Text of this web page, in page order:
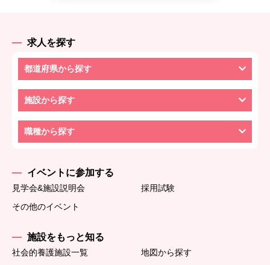
求人を探す
都道府県から探す
施設から探す
職種から探す
イベントに参加する
見学会&施設説明会
採用試験
その他のイベント
施設をもっと知る
社会的養護施設一覧
地図から探す